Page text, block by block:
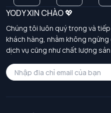
YODY XIN CHÀO 💖
Chúng tôi luôn quý trọng và
khách hàng, nhằm không
dịch vụ cũng như chất lượng